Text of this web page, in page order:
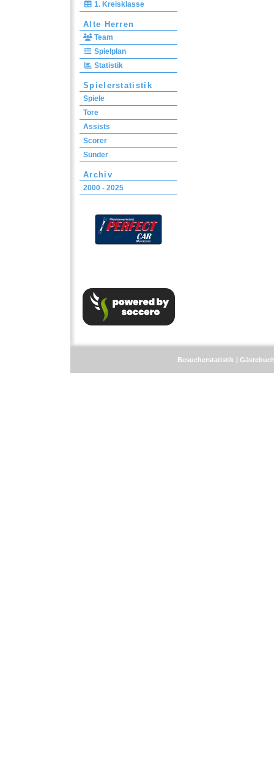
1. Kreisklasse
Alte Herren
Team
Spielplan
Statistik
Spielerstatistik
Spiele
Tore
Assists
Scorer
Sünder
Archiv
2000 - 2025
Besucherstatistik